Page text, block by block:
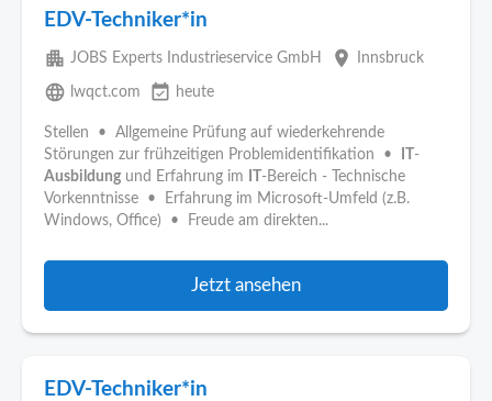
EDV-Techniker*in
apartment JOBS Experts Industrieservice GmbH place Innsbruck
language lwqct.com event_available heute
Stellen • Allgemeine Prüfung auf wiederkehrende
Störungen zur frühzeitigen Problemidentifikation •
-
Ausbildung und Erfahrung im
-Bereich - Technische
Vorkenntnisse • Erfahrung im Microsoft-Umfeld (z.B.
Windows, Office) • Freude am direkten...
Jetzt ansehen
EDV-Techniker*in